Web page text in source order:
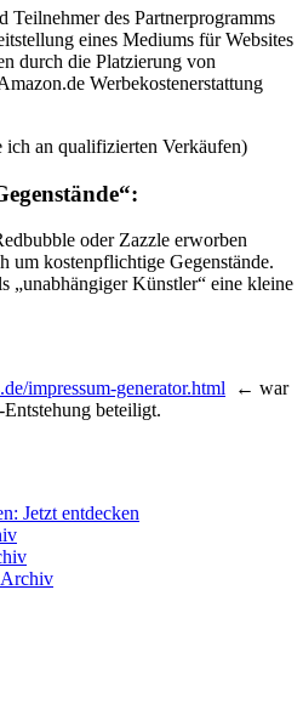
Teilnehmer des Partnerprogramms
eines Mediums für Websites
durch die Platzierung von
Werbekostenerstattung
an qualifizierten Verkäufen)
oder Zazzle erworben
um kostenpflichtige Gegenstände.
„unabhängiger Künstler“ eine kleine
impressum-generator.html ← war
beteiligt.
Jetzt entdecken
Archiv